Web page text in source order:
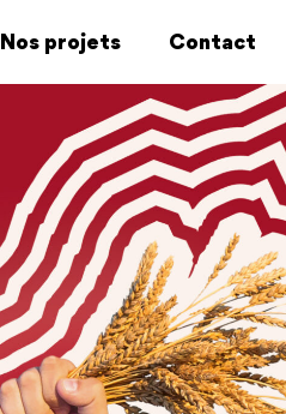
Nos projets Contact